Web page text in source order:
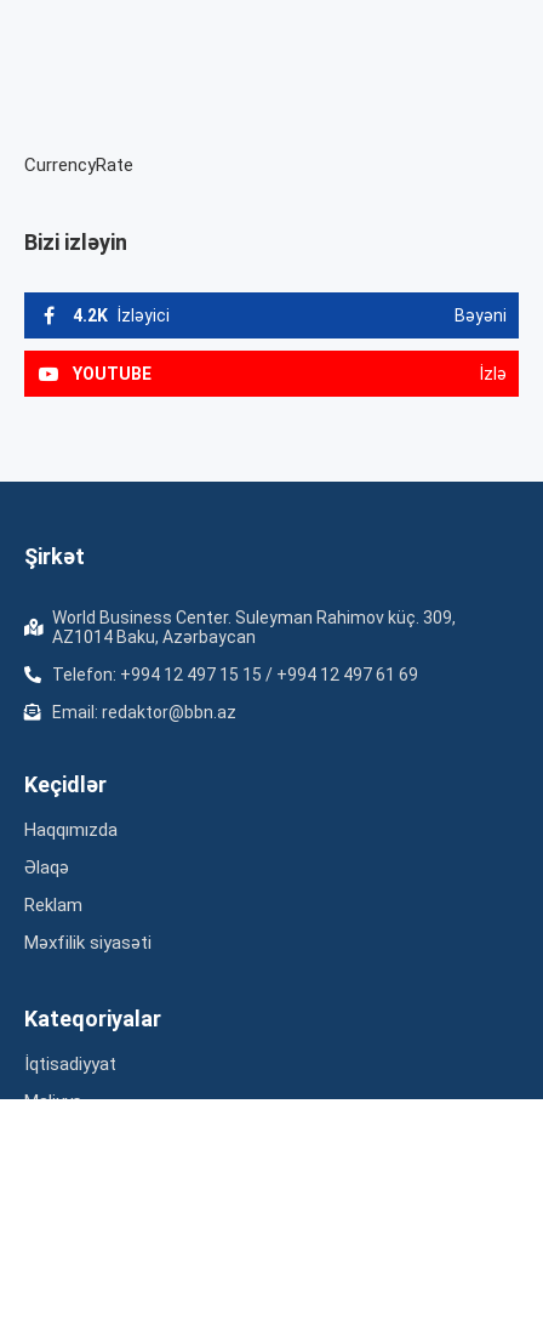
CurrencyRate
Bizi izləyin
4.2K İzləyici Bəyəni
YOUTUBE İzlə
Şirkət
World Business Center. Suleyman Rahimov küç. 309,
AZ1014 Baku, Azərbaycan
Telefon: +994 12 497 15 15 / +994 12 497 61 69
Email: redaktor@bbn.az
Keçidlər
Haqqımızda
Əlaqə
Reklam
Məxfilik siyasəti
Kateqoriyalar
İqtisadiyyat
Maliyyə